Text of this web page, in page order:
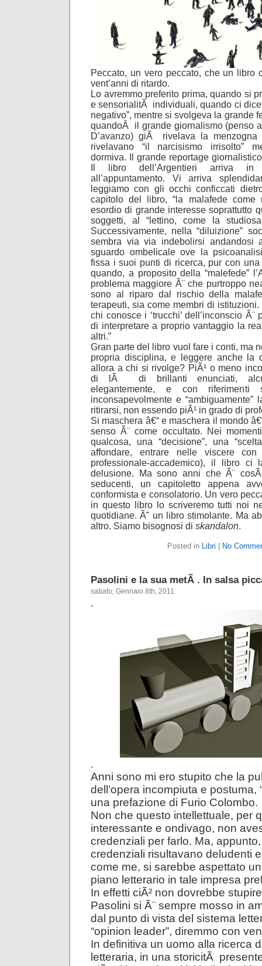
Peccato, un vero peccato, che un libro
vent’anni di ritardo.
Lo avremmo preferito prima, quando si
e sensorialitÃ individuali, quando ci
negativo”, mentre si svolgeva la grande
quandoÂ il grande giornalismo (penso
D’avanzo) giÃ rivelava la menzogna
rivelavano “il narcisismo irrisolto”
dormiva. Il grande reportage
Il libro dell’Argentieri arriva in
all’appuntamento. Vi arriva
leggiamo con gli occhi conficcati
capitolo del libro, “la malafede come
esordio di grande interesse soprattutto
soggetti, al “lettino, come la
Successivamente, nella “diluizione”
sembra via via indebolirsi andandosi
sguardo ombelicale ove la
fissa i suoi punti di ricerca, pur con
quando, a proposito della “malefede”
problema maggiore Ã¨ che purtroppo
sono al riparo dal rischio della
terapeuti, sia come membri di
chi conosce i ‘trucchi’ dell’inconscio Ã¨
di interpretare a proprio vantaggio la
altri.”
Gran parte del libro vuol fare i conti, ma
propria disciplina, e leggere anche la
allora a chi si rivolge? PiÃ¹ o meno
di lÃ di brillanti enunciati,
elegantemente, e con riferimenti
inconsapevolmente e “ambiguamente”
ritirarsi, non essendo piÃ¹ in grado di
Si maschera â€“ e maschera il mondo
senso Ã¨ come occultato. Nei
qualcosa, una “decisione”, una
affondare, entrare nelle viscere con
professionale-accademico), il libro ci
delusione. Ma sono anni che Ã¨
seducenti, un capitoletto appena
conformista e consolatorio. Un vero
in questo libro lo scriveremo tutti noi
quotidiane. Ãˆ un libro stimolante. Ma
altro. Siamo bisognosi di skandalon.
Posted in Libri No
Pasolini e la sua metÃ . In salsa
sabato, Gennaio 8th, 2011
.
.
Anni sono mi ero stupito che la
dell’opera incompiuta e postuma,
una prefazione di Furio Colombo.
Non che questo intellettuale, per
interessante e ondivago, non
credenziali per farlo. Ma,
credenziali risultavano deludenti
come me, si sarebbe aspettato un
piano letterario in tale impresa
In effetti ciÃ² non dovrebbe
Pasolini si Ã¨ sempre mosso in
dal punto di vista del sistema
“opinion leader”, diremmo con
In definitiva un uomo alla ricerca
letteraria, in una storicitÃ